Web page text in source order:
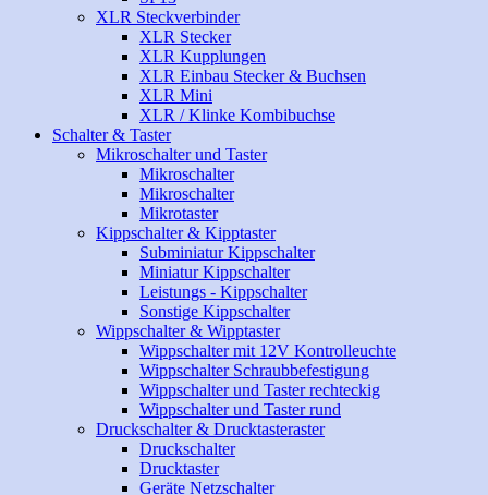
XLR Steckverbinder
XLR Stecker
XLR Kupplungen
XLR Einbau Stecker & Buchsen
XLR Mini
XLR / Klinke Kombibuchse
Schalter & Taster
Mikroschalter und Taster
Mikroschalter
Mikroschalter
Mikrotaster
Kippschalter & Kipptaster
Subminiatur Kippschalter
Miniatur Kippschalter
Leistungs - Kippschalter
Sonstige Kippschalter
Wippschalter & Wipptaster
Wippschalter mit 12V Kontrolleuchte
Wippschalter Schraubbefestigung
Wippschalter und Taster rechteckig
Wippschalter und Taster rund
Druckschalter & Drucktasteraster
Druckschalter
Drucktaster
Geräte Netzschalter